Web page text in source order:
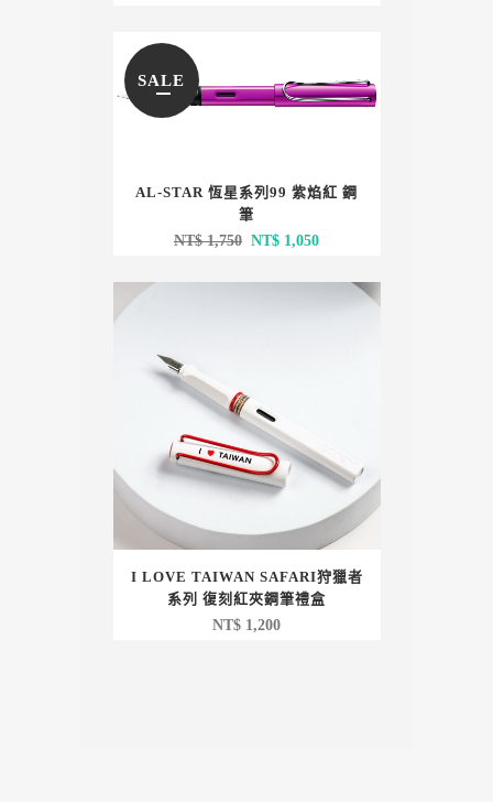
NT$ 1,500。NT$ 900。
SALE
AL-STAR 恆星系列99 紫焰紅 鋼
筆
NT$1,750 原
NT$ 1,050目
I LOVE TAIWAN SAFARI狩獵者
系列 復刻紅夾鋼筆禮盒
NT$ 1,200